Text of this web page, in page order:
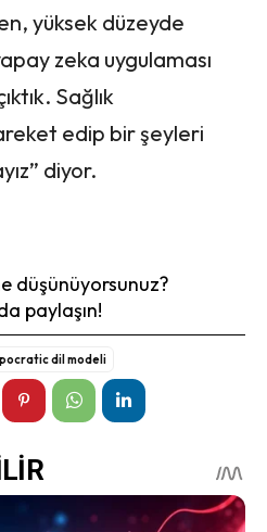
yüksek düzeyde
zeka uygulaması
Sağlık
edip bir şeyleri
diyor.
düşünüyorsunuz?
paylaşın!
dil modeli